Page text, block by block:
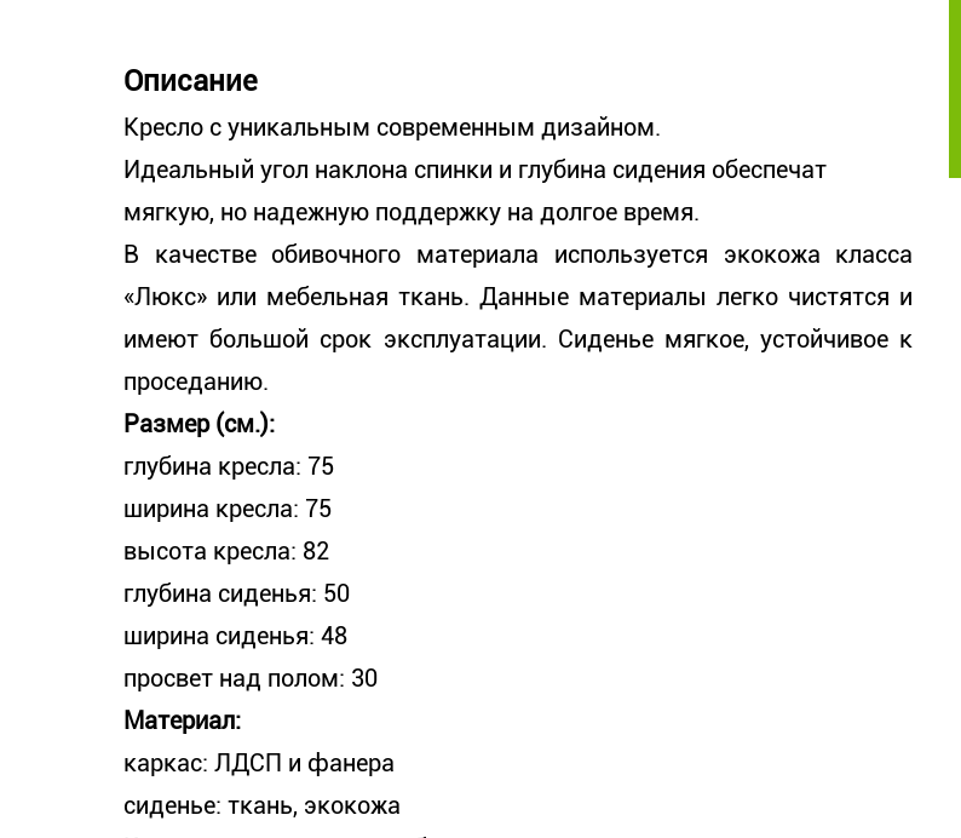
Описание
Кресло с уникальным современным дизайном.
Идеальный угол наклона спинки и глубина сидения обеспечат
мягкую, но надежную поддержку на долгое время.
В качестве обивочного материала используется экокожа класса
«Люкс» или мебельная ткань. Данные материалы легко чистятся и
имеют большой срок эксплуатации. Сиденье мягкое, устойчивое к
проседанию.
Размер (см.):
глубина кресла: 75
ширина кресла: 75
высота кресла: 82
глубина сиденья: 50
ширина сиденья: 48
просвет над полом: 30
Материал:
каркас: ЛДСП и фанера
сиденье: ткань, экокожа